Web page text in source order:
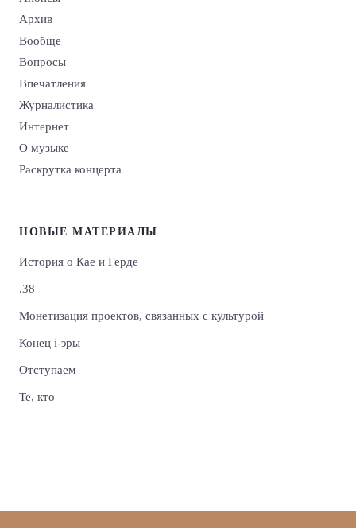
Архив
Вообще
Вопросы
Впечатления
Журналистика
Интернет
О музыке
Раскрутка концерта
НОВЫЕ МАТЕРИАЛЫ
История о Кае и Герде
.38
Монетизация проектов, связанных с культурой
Конец i-эры
Отступаем
Те, кто